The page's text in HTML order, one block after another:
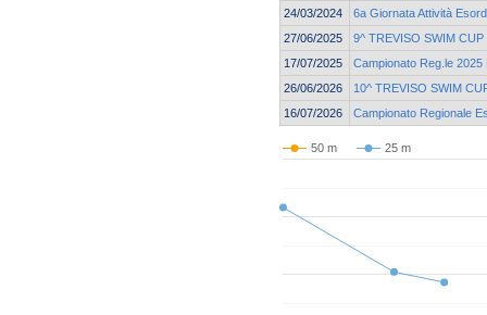
24/03/2024
6a Giornata Attività
27/06/2025
9^ TREVISO SWIM CUP
17/07/2025
Campionato Reg.le
26/06/2026
10^ TREVISO SWIM
16/07/2026
Campionato Regionale
50 m 25 m